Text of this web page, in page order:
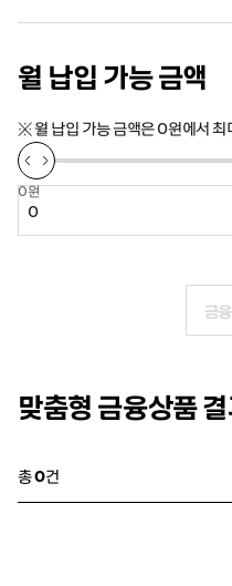
월 납입 가능 금액
※ 월 납입 가능 금액은 0원에서
0원
금
맞춤형 금융상품
총0건